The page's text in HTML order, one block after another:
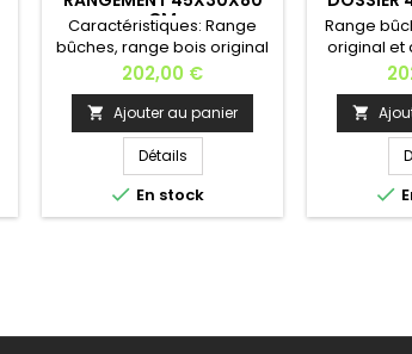
CM
Caractéristiques: Range
bûches, range bois original
et designMatière: acier
noirFinition: 3
compartiments de
rangementDimensions:Longueur:
45 cmProfondeur: 30
cmHauteur: 80 cmPoids: 16
kgFabrication européenne
Prix
202,00 €
 Ajouter au panier
Détails
 En stock
Range
original et
acier
afin
débordés
45 cm
cm
kg

